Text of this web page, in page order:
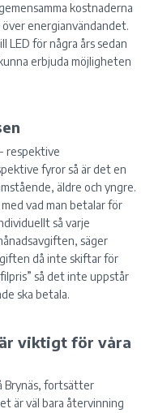
kostnaderna
över energianvändandet.
LED för några års sedan
erbjuda möjligheten
respektive
fyror så är det en
äldre och yngre.
vad man betalar för
så varje
säger
då inte skiftar för
så det inte uppstår
ska betala.
viktigt för våra
Brynäs, fortsätter
är väl bara återvinning